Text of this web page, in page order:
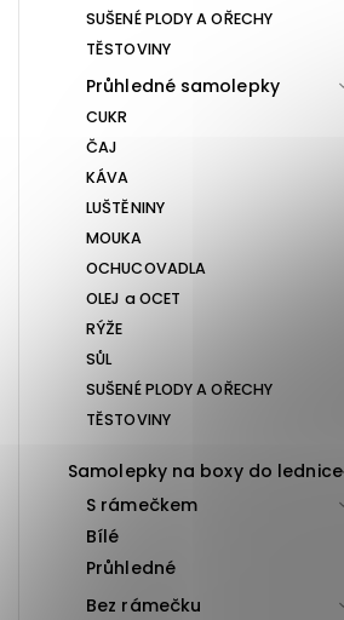
SUŠENÉ PLODY A OŘECHY
TĚSTOVINY
Průhledné samolepky
CUKR
ČAJ
KÁVA
LUŠTĚNINY
MOUKA
OCHUCOVADLA
OLEJ a OCET
RÝŽE
SŮL
SUŠENÉ PLODY A OŘECHY
TĚSTOVINY
Samolepky na boxy do lednice
S rámečkem
Bílé
Průhledné
Bez rámečku